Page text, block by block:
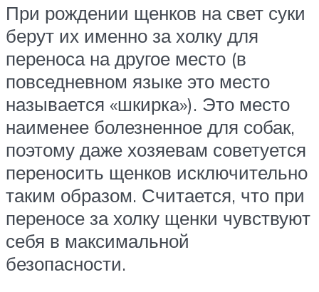
При рождении щенков на свет суки
берут их именно за холку для
переноса на другое место (в
повседневном языке это место
называется «шкирка»). Это место
наименее болезненное для собак,
поэтому даже хозяевам советуется
переносить щенков исключительно
таким образом. Считается, что при
переносе за холку щенки чувствуют
себя в максимальной
безопасности.